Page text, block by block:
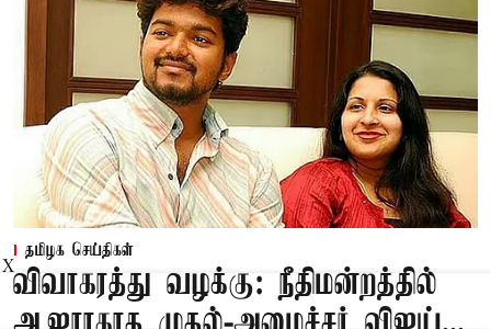
தமிழக செய்திகள்
விவாகரத்து வழக்கு: நீதிமன்றத்தில்
X